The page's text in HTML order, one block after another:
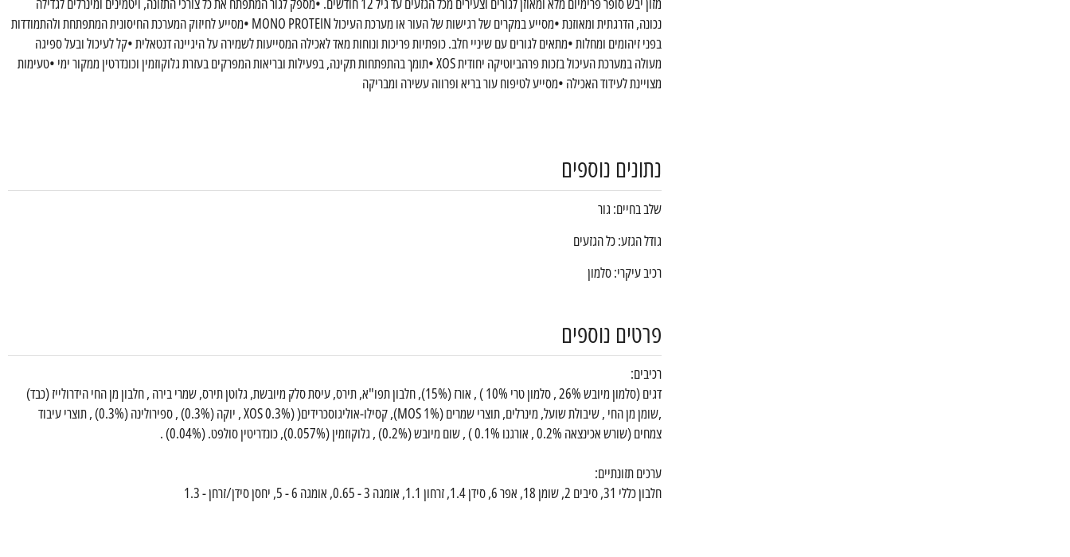
נכונה, הדרגתית ומאוזנת •מסייע במקרים של רגישות של העור או מערכת העיכול MONO PROTEIN •מסייע לחיזוק המערכת החיסונית המתפתחת ולהתמודדות
בפני זיהומים ומחלות •מתאים לגורים עם שיניי חלב. כופתיות פריכות ונוחות מאד לאכילה המסייעות לשמירה על היגיינה דנטאלית •קל לעיכול ובעל ספיגה
מעולה במערכת העיכול בזכות פרהביוטיקה יחודית XOS •תומך בהתפתחות תקינה, בפעילות ובריאות המפרקים בעזרת גלוקוזמין וכונדרטין ממקור ימי •טעימות
מצויינת לעידוד האכילה •מסייע לטיפוח עור בריא ופרווה עשירה ומבריקה
נתונים נוספים
שלב בחיים: גור
גודל הגזע: כל הגזעים
רכיב עיקרי: סלמון
פרטים נוספים
רכיבים:
דגים (סלמון מיובש 26% , סלמון טרי 10% ) , אורז (15%), חלבון תפו"א, תירס, עיסת סלק מיובשת, גלוטן תירס, שמרי בירה , חלבון מן החי הידרולייז (כבד)
,שומן מן החי , שיבולת שועל, מינרלים, תוצרי שמרים (MOS 1%), קסילו-אוליגוסכרידים( (XOS 0.3% , יוקה (0.3%) , ספירולינה (0.3%) , תוצרי עיבוד
צמחים (שורש אכינצאה 0.2% , אורגנו 0.1% ) , שום מיובש (0.2%) , גלוקוזמין (0.057%), כונדריטין סולפט. (0.04%) .
ערכים תזונתיים:
חלבון כללי 31, סיבים 2, שומן 18, אפר 6, סידן 1.4, זרחון 1.1, אומגה 3 - 0.65, אומגה 6 - 5, יחסן סידן/זרחן - 1.3